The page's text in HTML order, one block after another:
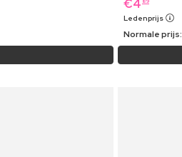
€4
Ledenprijs
Normale prijs: